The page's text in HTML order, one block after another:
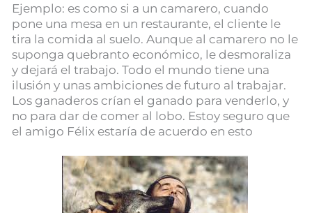
Ejemplo: es como si a un camarero, cuando
pone una mesa en un restaurante, el cliente le
tira la comida al suelo. Aunque al camarero no le
suponga quebranto económico, le desmoraliza
y dejará el trabajo. Todo el mundo tiene una
ilusión y unas ambiciones de futuro al trabajar.
Los ganaderos crían el ganado para venderlo, y
no para dar de comer al lobo. Estoy seguro que
el amigo Félix estaría de acuerdo en esto